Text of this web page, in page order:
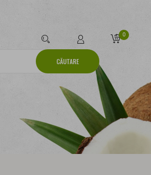
CĂUTARE
0